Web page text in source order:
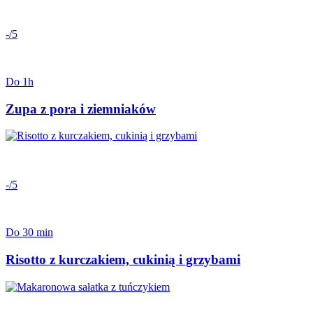
-/5
Do 1h
Zupa z pora i ziemniaków
-/5
Do 30 min
Risotto z kurczakiem, cukinią i grzybami